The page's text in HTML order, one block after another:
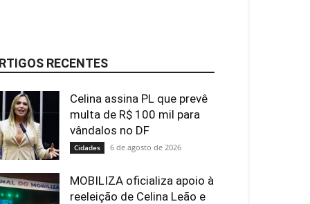
RECENTES
Celina assina PL que prevê
multa de R$ 100 mil para
vândalos no DF
Cidades 6 de agosto de 2026
MOBILIZA oficializa apoio à
reeleição de Celina Leão e